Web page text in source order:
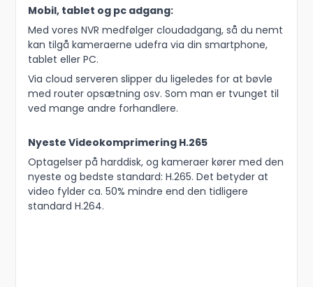
Mobil, tablet og pc adgang:
Med vores NVR medfølger cloudadgang, så du nemt
kan tilgå kameraerne udefra via din smartphone,
tablet eller PC.
Via cloud serveren slipper du ligeledes for at bøvle
med router opsætning osv. Som man er tvunget til
ved mange andre forhandlere.
Nyeste Videokomprimering H.265
Optagelser på harddisk, og kameraer kører med den
nyeste og bedste standard: H.265. Det betyder at
video fylder ca. 50% mindre end den tidligere
standard H.264.